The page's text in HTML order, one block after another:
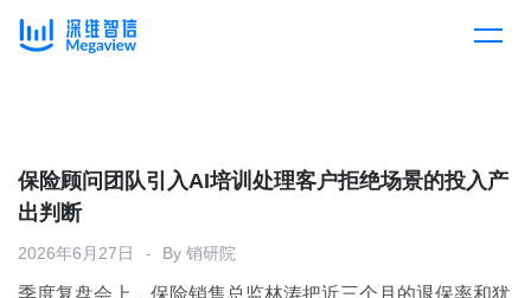
产品总览
产品集成
解决方案
按行业
客户案例
保险顾问团队引入AI培训处理客户拒绝场景的投入产
出判断
2026年6月27日 By 销研院
季度复盘会上，保险销售总监林涛把近三个月的退保率和犹